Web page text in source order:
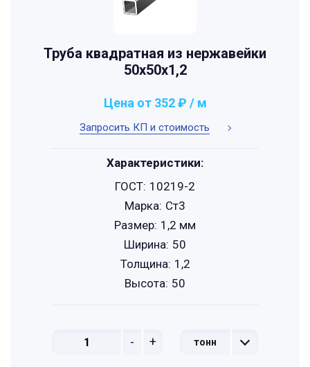
Труба квадратная из нержавейки
50х50х1,2
Запросить КП и стоимость
Цена от 352 ₽ / м
- + тонн
Характеристики:
ГОСТ: 10219-2
Марка: Ст3
Размер: 1,2 мм
Ширина: 50
Толщина: 1,2
Высота: 50